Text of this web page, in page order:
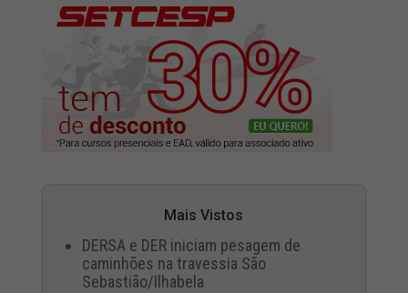
Mais Vistos
DERSA e DER iniciam pesagem de
caminhões na travessia São
Sebastião/Ilhabela